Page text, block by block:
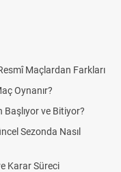
Maçlardan Farkları
Oynanır?
ve Bitiyor?
Sezonda Nasıl
Karar Süreci